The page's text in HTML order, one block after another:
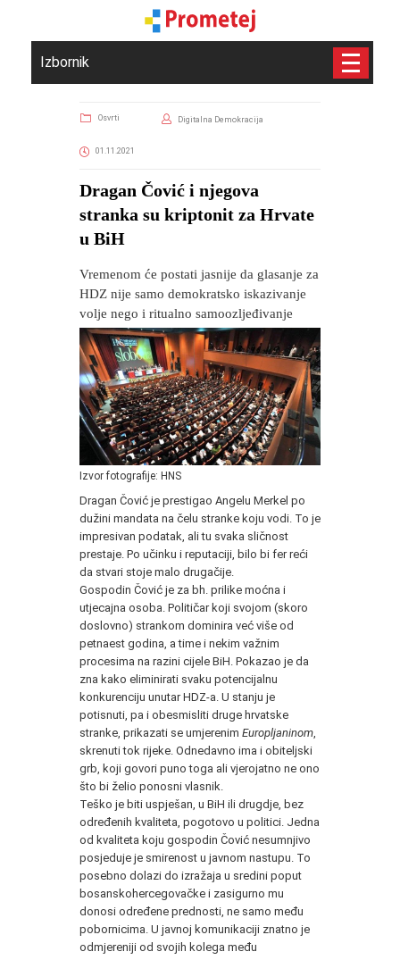
Izbornik
Osvrti Digitalna Demokracija
01.11.2021
Dragan Čović i njegova
stranka su kriptonit za Hrvate
u BiH
Vremenom će postati jasnije da glasanje za
HDZ nije samo demokratsko iskazivanje
volje nego i ritualno samoozljeđivanje
Izvor fotografije: HNS
Dragan Čović je prestigao Angelu Merkel po
dužini mandata na čelu stranke koju vodi. To je
impresivan podatak, ali tu svaka sličnost
prestaje. Po učinku i reputaciji, bilo bi fer reći
da stvari stoje malo drugačije.
Gospodin Čović je za bh. prilike moćna i
utjecajna osoba. Političar koji svojom (skoro
doslovno) strankom dominira već više od
petnaest godina, a time i nekim važnim
procesima na razini cijele BiH. Pokazao je da
zna kako eliminirati svaku potencijalnu
konkurenciju unutar HDZ-a. U stanju je
potisnuti, pa i obesmisliti druge hrvatske
stranke, prikazati se umjerenim Europljaninom
skrenuti tok rijeke. Odnedavno ima i obiteljski
grb, koji govori puno toga ali vjerojatno ne ono
što bi želio ponosni vlasnik.
Teško je biti uspješan, u BiH ili drugdje, bez
određenih kvaliteta, pogotovo u politici. Jedna
od kvaliteta koju gospodin Čović nesumnjivo
posjeduje je smirenost u javnom nastupu. To
posebno dolazi do izražaja u sredini poput
bosanskohercegovačke i zasigurno mu
donosi određene prednosti, ne samo među
pobornicima. U javnoj komunikaciji znatno je
odmjereniji od svojih kolega među